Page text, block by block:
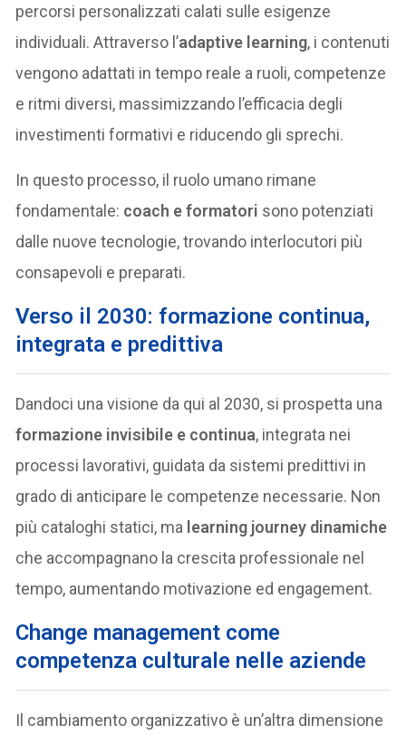
percorsi personalizzati calati sulle esigenze
individuali. Attraverso l’adaptive learning, i contenuti
vengono adattati in tempo reale a ruoli, competenze
e ritmi diversi, massimizzando l’efficacia degli
investimenti formativi e riducendo gli sprechi.
In questo processo, il ruolo umano rimane
fondamentale: coach e formatori sono potenziati
dalle nuove tecnologie, trovando interlocutori più
consapevoli e preparati.
Verso il 2030: formazione continua,
integrata e predittiva
Dandoci una visione da qui al 2030, si prospetta una
formazione invisibile e continua, integrata nei
processi lavorativi, guidata da sistemi predittivi in
grado di anticipare le competenze necessarie. Non
più cataloghi statici, ma learning journey dinamiche
che accompagnano la crescita professionale nel
tempo, aumentando motivazione ed engagement.
Change management come
competenza culturale nelle aziende
Il cambiamento organizzativo è un’altra dimensione